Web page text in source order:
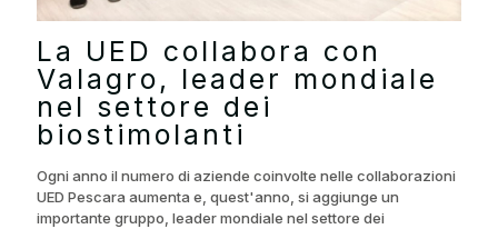
La UED collabora con
Valagro, leader mondiale
nel settore dei
biostimolanti
Ogni anno il numero di aziende coinvolte nelle collaborazioni
UED Pescara aumenta e, quest'anno, si aggiunge un
importante gruppo, leader mondiale nel settore dei